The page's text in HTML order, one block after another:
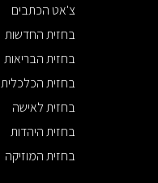
צ'אט הכתבים
בחזית החדשות
בחזית הבריאות
בחזית הכלכלית
בחזית לאישה
בחזית היהדות
בחזית המוזיקה